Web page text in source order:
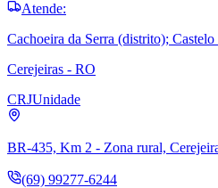
Atende:
Cachoeira da Serra (distrito);
Cerejeiras - RO
CRJUnidade
BR-435, Km 2 - Zona rural,
(69) 99277-6244